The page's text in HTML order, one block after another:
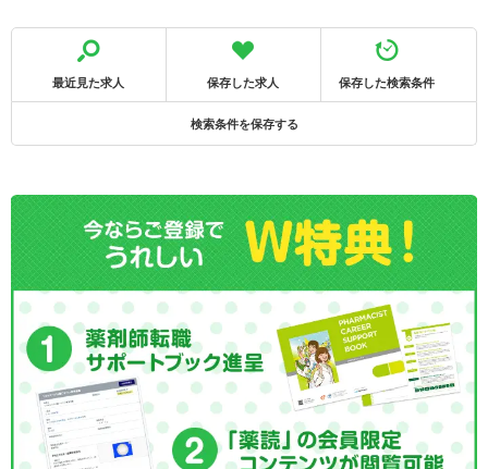
最近見た求人 保存した求人 保存した検索条件
検索条件を保存する